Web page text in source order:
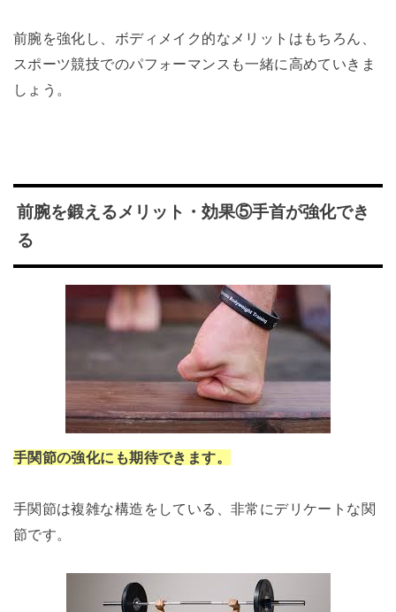
前腕を強化し、ボディメイク的なメリットはもちろん、
スポーツ競技でのパフォーマンスも一緒に高めていきま
しょう。
前腕を鍛えるメリット・効果⑤手首が強化でき
る
手関節の強化にも期待できます。
手関節は複雑な構造をしている、非常にデリケートな関
節です。